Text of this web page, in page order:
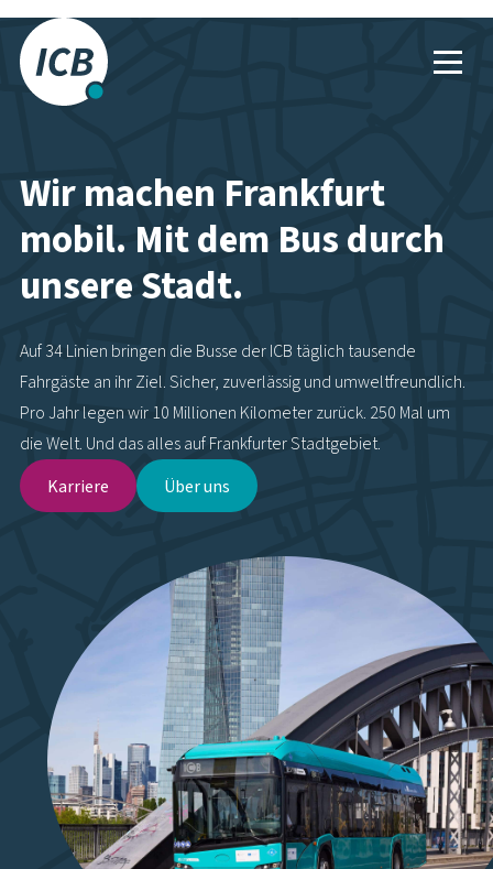
Wir machen Frankfurt
mobil. Mit dem Bus durch
unsere Stadt.
Auf 34 Linien bringen die Busse der ICB täglich tausende
Fahrgäste an ihr Ziel. Sicher, zuverlässig und umweltfreundlich.
Pro Jahr legen wir 10 Millionen Kilometer zurück. 250 Mal um
die Welt. Und das alles auf Frankfurter Stadtgebiet.
Karriere
Über uns